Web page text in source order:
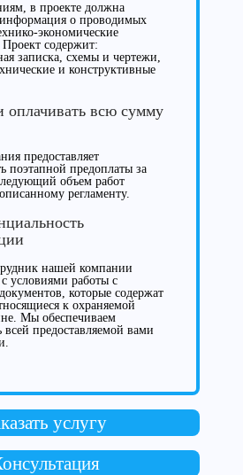
в проекте должна
информация о проводимых
экономические
Проект содержит:
записка, схемы и чертежи,
и конструктивные
всю сумму
предоставляет
поэтапной предоплаты за
объем работ
регламенту.
нашей компании
условиями работы с
которые содержат
к охраняемой
Мы обеспечиваем
всей предоставляемой вами
услугу